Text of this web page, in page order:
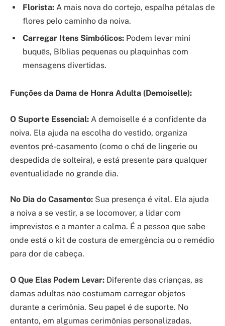
Florista: A mais nova do cortejo, espalha pétalas de
flores pelo caminho da noiva.
Carregar Itens Simbólicos: Podem levar mini
buquês, Bíblias pequenas ou plaquinhas com
mensagens divertidas.
Funções da Dama de Honra Adulta (Demoiselle):
O Suporte Essencial: A demoiselle é a confidente da
noiva. Ela ajuda na escolha do vestido, organiza
eventos pré-casamento (como o chá de lingerie ou
despedida de solteira), e está presente para qualquer
eventualidade no grande dia.
No Dia do Casamento: Sua presença é vital. Ela ajuda
a noiva a se vestir, a se locomover, a lidar com
imprevistos e a manter a calma. É a pessoa que sabe
onde está o kit de costura de emergência ou o remédio
para dor de cabeça.
O Que Elas Podem Levar: Diferente das crianças, as
damas adultas não costumam carregar objetos
durante a cerimônia. Seu papel é de suporte. No
entanto, em algumas cerimônias personalizadas,